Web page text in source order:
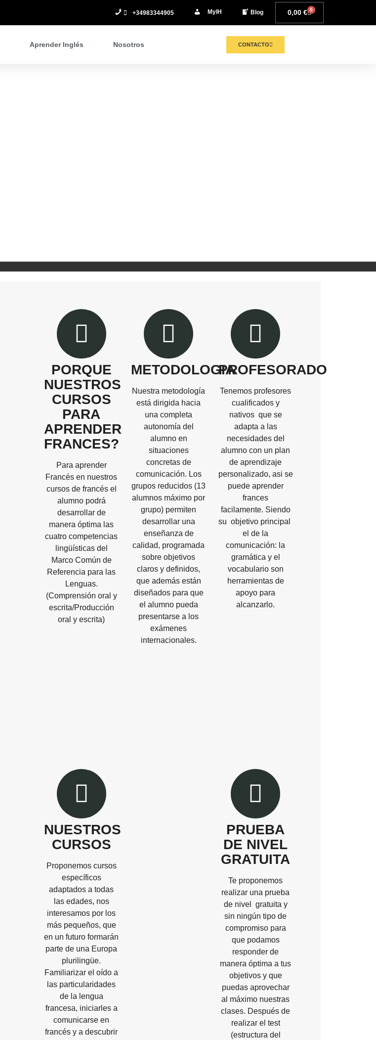
+34983344905 MyIH Blog 0,00 € 0
Aprender Inglés Nosotros CONTACTO
PORQUE
NUESTROS
CURSOS
PARA
APRENDER
FRANCES?
Para aprender
Francés en nuestros
cursos de francés el
alumno podrá
desarrollar de
manera óptima las
cuatro competencias
lingüísticas del
Marco Común de
Referencia para las
Lenguas.
(Comprensión oral y
escrita/Producción
oral y escrita)
METODOLOGIA
Nuestra metodología
está dirigida hacia
una completa
autonomía del
alumno en
situaciones
concretas de
comunicación. Los
grupos reducidos (13
alumnos máximo por
grupo) permiten
desarrollar una
enseñanza de
calidad, programada
sobre objetivos
claros y definidos,
que además están
diseñados para que
el alumno pueda
presentarse a los
exámenes
internacionales.
PROFESORADO
Tenemos profesores
cualificados y
nativos que se
adapta a las
necesidades del
alumno con un plan
de aprendizaje
personalizado, asi se
puede aprender
frances
facilamente. Siendo
su objetivo principal
el de la
comunicación: la
gramática y el
vocabulario son
herramientas de
apoyo para
alcanzarlo.
NUESTROS
CURSOS
Proponemos cursos
específicos
adaptados a todas
las edades, nos
interesamos por los
más pequeños, que
en un futuro formarán
parte de una Europa
plurilingüe.
Familiarizar el oído a
las particularidades
de la lengua
francesa, iniciarles a
comunicarse en
francés y a descubrir
PRUEBA
DE NIVEL
GRATUITA
Te proponemos
realizar una prueba
de nivel gratuita y
sin ningún tipo de
compromiso para
que podamos
responder de
manera óptima a tus
objetivos y que
puedas aprovechar
al máximo nuestras
clases. Después de
realizar el test
(estructura del